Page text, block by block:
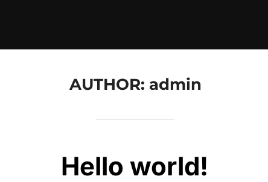
AUTHOR: admin
Hello world!